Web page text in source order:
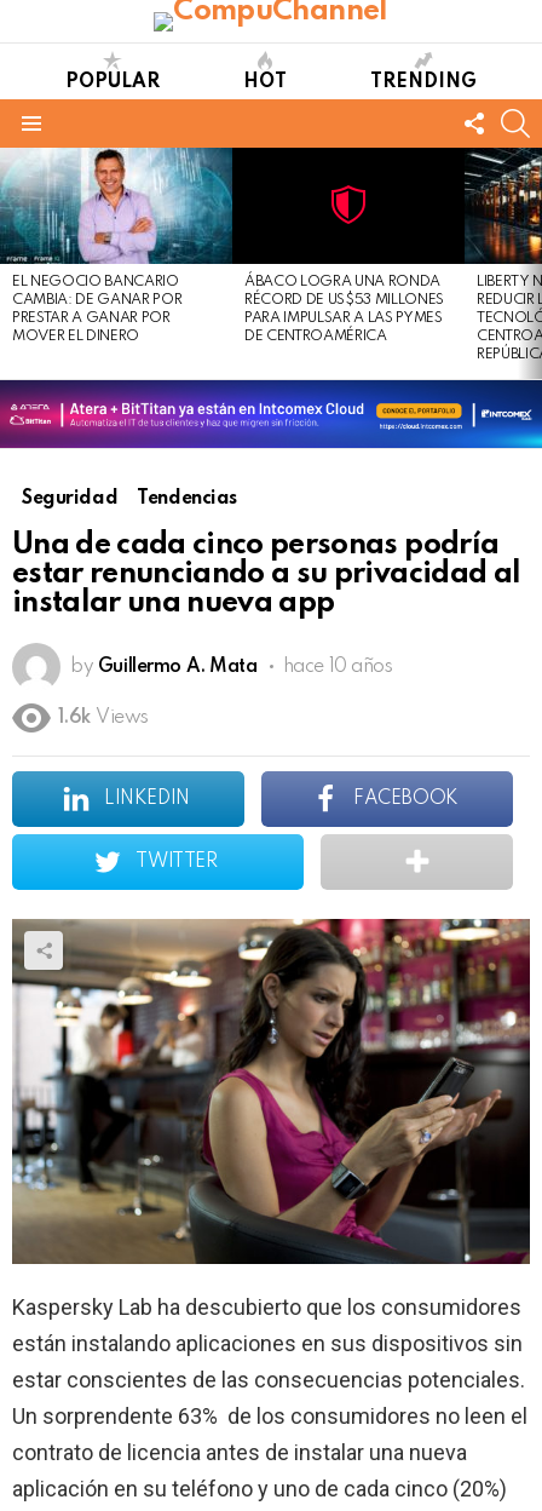
POPULAR HOT TRENDING
US
LATEST
STORIES
EL NEGOCIO BANCARIO
CAMBIA: DE GANAR POR
PRESTAR A GANAR POR
MOVER EL DINERO
Safe
For
Work
view
this
post
ÁBACO LOGRA UNA RONDA
RÉCORD DE US$53 MILLONES
PARA IMPULSAR A LAS PYMES
DE CENTROAMÉRICA
LIBERTY
REDUCIR
Seguridad Tendencias
Una de cada cinco personas podría
estar renunciando a su privacidad al
instalar una nueva app
by Guillermo A. Mata hace 10 años
1.6k Views
LINKEDIN FACEBOOK
TWITTER
Kaspersky Lab ha descubierto que los consumidores
están instalando aplicaciones en sus dispositivos sin
estar conscientes de las consecuencias potenciales.
Un sorprendente 63% de los consumidores no leen el
contrato de licencia antes de instalar una nueva
aplicación en su teléfono y uno de cada cinco (20%)